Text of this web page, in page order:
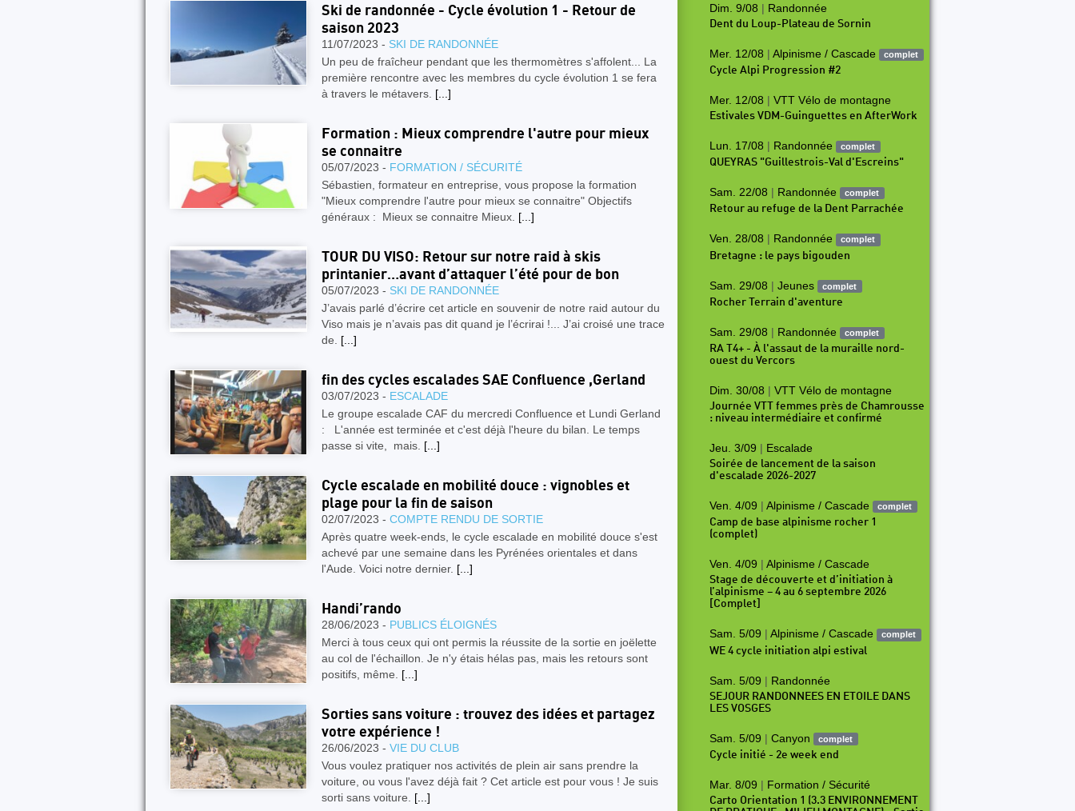
Ski de randonnée - Cycle évolution 1 - Retour de
saison 2023
11/07/2023 - SKI DE RANDONNÉE
Un peu de fraîcheur pendant que les thermomètres s'affolent... La
première rencontre avec les membres du cycle évolution 1 se fera
à travers le métavers. [...]
Formation : Mieux comprendre l'autre pour mieux
se connaitre
05/07/2023 - FORMATION / SÉCURITÉ
Sébastien, formateur en entreprise, vous propose la formation
"Mieux comprendre l'autre pour mieux se connaitre" Objectifs
généraux : Mieux se connaitre Mieux. [...]
TOUR DU VISO: Retour sur notre raid à skis
printanier…avant d’attaquer l’été pour de bon
05/07/2023 - SKI DE RANDONNÉE
J’avais parlé d’écrire cet article en souvenir de notre raid autour du
Viso mais je n’avais pas dit quand je l’écrirai !... J’ai croisé une trace
de. [...]
fin des cycles escalades SAE Confluence ,Gerland
03/07/2023 - ESCALADE
Le groupe escalade CAF du mercredi Confluence et Lundi Gerland
: L'année est terminée et c'est déjà l'heure du bilan. Le temps
passe si vite, mais. [...]
Cycle escalade en mobilité douce : vignobles et
plage pour la fin de saison
02/07/2023 - COMPTE RENDU DE SORTIE
Après quatre week-ends, le cycle escalade en mobilité douce s'est
achevé par une semaine dans les Pyrénées orientales et dans
l'Aude. Voici notre dernier. [...]
Handi’rando
28/06/2023 - PUBLICS ÉLOIGNÉS
Merci à tous ceux qui ont permis la réussite de la sortie en joëlette
au col de l'échaillon. Je n'y étais hélas pas, mais les retours sont
positifs, même. [...]
Sorties sans voiture : trouvez des idées et partagez
votre expérience !
26/06/2023 - VIE DU CLUB
Vous voulez pratiquer nos activités de plein air sans prendre la
voiture, ou vous l'avez déjà fait ? Cet article est pour vous ! Je suis
sorti sans voiture. [...]
Dim. 9/08 | Randonnée
Dent du Loup-Plateau de Sornin
Mer. 12/08 | Alpinisme / Cascade complet
Cycle Alpi Progression #2
Mer. 12/08 | VTT Vélo de montagne
Estivales VDM-Guinguettes en AfterWork
Lun. 17/08 | Randonnée complet
QUEYRAS "Guillestrois-Val d'Escreins"
Sam. 22/08 | Randonnée complet
Retour au refuge de la Dent Parrachée
Ven. 28/08 | Randonnée complet
Bretagne : le pays bigouden
Sam. 29/08 | Jeunes complet
Rocher Terrain d'aventure
Sam. 29/08 | Randonnée complet
RA T4+ - À l'assaut de la muraille nord-
ouest du Vercors
Dim. 30/08 | VTT Vélo de montagne
Journée VTT femmes près de Chamrousse
: niveau intermédiaire et confirmé
Jeu. 3/09 | Escalade
Soirée de lancement de la saison
d'escalade 2026-2027
Ven. 4/09 | Alpinisme / Cascade complet
Camp de base alpinisme rocher 1
(complet)
Ven. 4/09 | Alpinisme / Cascade
Stage de découverte et d’initiation à
l’alpinisme – 4 au 6 septembre 2026
[Complet]
Sam. 5/09 | Alpinisme / Cascade complet
WE 4 cycle initiation alpi estival
Sam. 5/09 | Randonnée
SEJOUR RANDONNEES EN ETOILE DANS
LES VOSGES
Sam. 5/09 | Canyon complet
Cycle initié - 2e week end
Mar. 8/09 | Formation / Sécurité
Carto Orientation 1 (3.3 ENVIRONNEMENT